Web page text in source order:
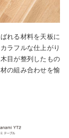
れる材料を天板に
ラフルな仕上がり
目が整列したもの
の組み合わせを愉